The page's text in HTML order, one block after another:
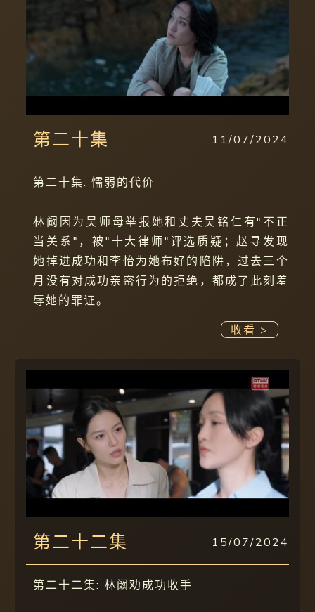
第二十集 11/07/2024
第二十集: 懦弱的代价
林阚因为吴师母举报她和丈夫吴铭仁有"不正
当关系"，被"十大律师"评选质疑；赵寻发现
她掉进成功和李怡为她布好的陷阱，过去三个
月没有对成功亲密行为的拒绝，都成了此刻羞
辱她的罪证。
收看 >
第二十二集 15/07/2024
第二十二集: 林阚劝成功收手